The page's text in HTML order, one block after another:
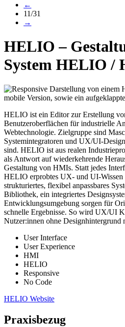
←
11/31
→
HELIO –
System HELIO/
HELIO ist ein Editor zur Erstellung
Benutzeroberflächen für industrielle
Webtechnologie. Zielgruppe sind
Systemintegratoren und UX/UI-
sind. HELIO ist aus realen
als Antwort auf wiederkehrende
Gestaltung von HMIs. Statt jedes
HELIO erprobtes UX- und UI-Wissen
strukturiertes, flexibel anpassbares
Bibliothek, ein integriertes
Entwicklungsumgebung sorgen für
schnelle Ergebnisse. So wird UX/UI
Nutzer:innen ohne Designhintergrund
User Interface
User Experience
HMI
HELIO
Responsive
No Code
HELIO Website
Praxisbezug